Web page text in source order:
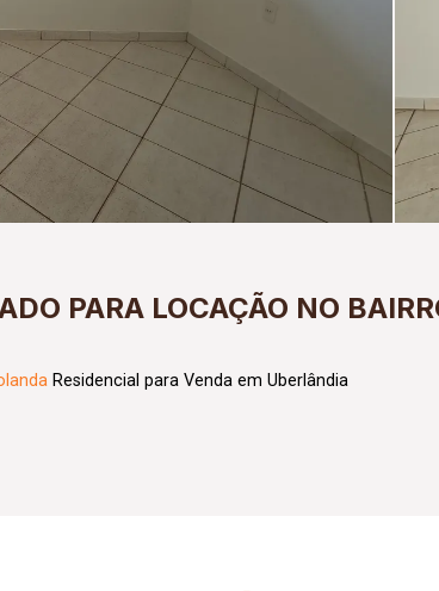
PARA LOCAÇÃO NO
Residencial para Venda em Uberlândia